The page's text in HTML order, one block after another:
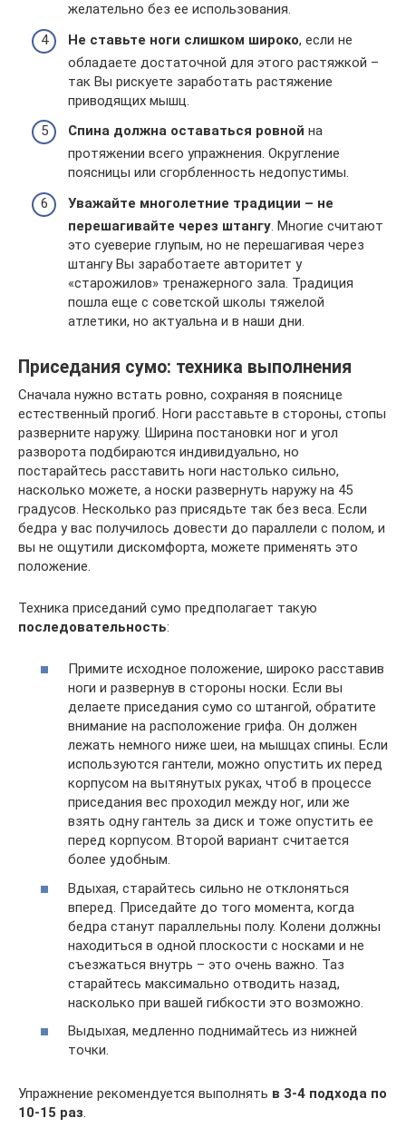
желательно без ее использования.
Не ставьте ноги слишком широко, если не
обладаете достаточной для этого растяжкой –
так Вы рискуете заработать растяжение
приводящих мышц.
Спина должна оставаться ровной на
протяжении всего упражнения. Округление
поясницы или сгорбленность недопустимы.
Уважайте многолетние традиции – не
перешагивайте через штангу . Многие считают
это суеверие глупым, но не перешагивая через
штангу Вы заработаете авторитет у
«старожилов» тренажерного зала. Традиция
пошла еще с советской школы тяжелой
атлетики, но актуальна и в наши дни.
Приседания сумо: техника выполнения
Сначала нужно встать ровно, сохраняя в пояснице
естественный прогиб. Ноги расставьте в стороны, стопы
разверните наружу. Ширина постановки ног и угол
разворота подбираются индивидуально, но
постарайтесь расставить ноги настолько сильно,
насколько можете, а носки развернуть наружу на 45
градусов. Несколько раз присядьте так без веса. Если
бедра у вас получилось довести до параллели с полом, и
вы не ощутили дискомфорта, можете применять это
положение.
Техника приседаний сумо предполагает такую
последовательность:
Примите исходное положение, широко расставив
ноги и развернув в стороны носки. Если вы
делаете приседания сумо со штангой, обратите
внимание на расположение грифа. Он должен
лежать немного ниже шеи, на мышцах спины. Если
используются гантели, можно опустить их перед
корпусом на вытянутых руках, чтоб в процессе
приседания вес проходил между ног, или же
взять одну гантель за диск и тоже опустить ее
перед корпусом. Второй вариант считается
более удобным.
Вдыхая, старайтесь сильно не отклоняться
вперед. Приседайте до того момента, когда
бедра станут параллельны полу. Колени должны
находиться в одной плоскости с носками и не
съезжаться внутрь – это очень важно. Таз
старайтесь максимально отводить назад,
насколько при вашей гибкости это возможно.
Выдыхая, медленно поднимайтесь из нижней
точки.
Упражнение рекомендуется выполнять в 3-4 подхода по
10-15 раз.